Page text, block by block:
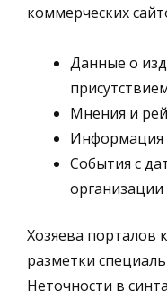
коммерческих
Данные о
Мнения и
Информация
События с
организации
Хозяева порталов
разметки
Неточности в